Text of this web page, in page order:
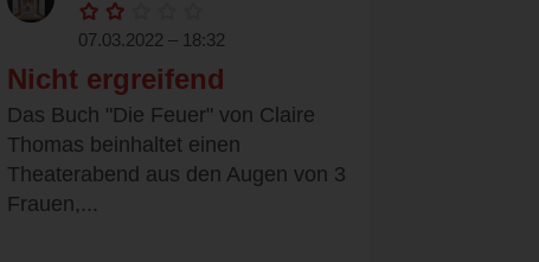
07.03.2022 – 18:32
Nicht ergreifend
Das Buch "Die Feuer" von Claire
Thomas beinhaltet einen
Theaterabend aus den Augen von 3
Frauen,...